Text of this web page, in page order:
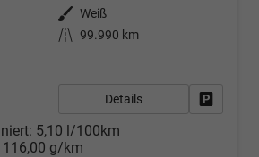
Außenfarbe Weiß
Kilometerstand 99.990 km
Details
5,10 l/100km
116,00 g/km